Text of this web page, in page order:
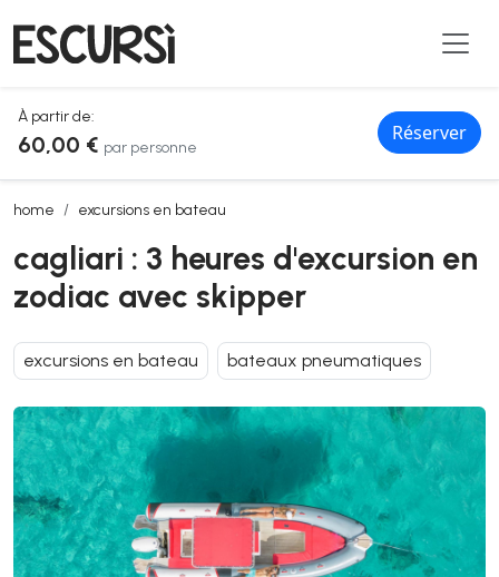
À partir de:
60,00 € par personne
Réserver
home excursions en bateau
cagliari : 3 heures d'excursion en zodiac avec skipper
cagliari : 3 heures d'excursion en
zodiac avec skipper
excursions en bateau bateaux pneumatiques